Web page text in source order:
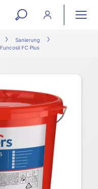
open
search
Sanierung
Funcosil FC Plus